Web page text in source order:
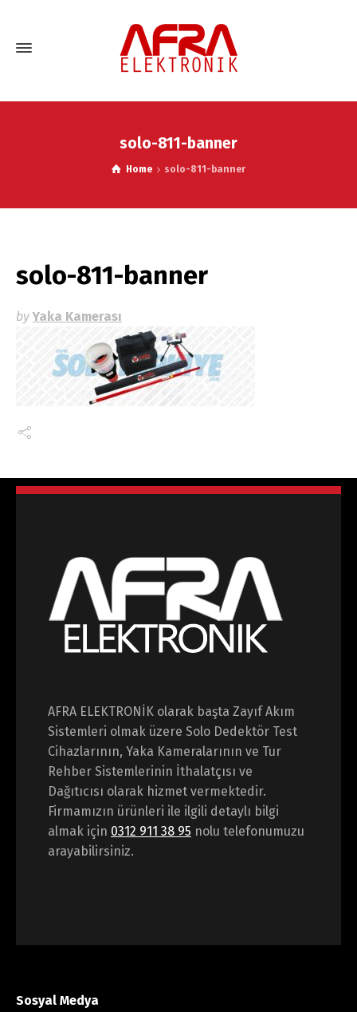
solo-811-banner
Home solo-811-banner
solo-811-banner
by Yaka Kamerası
AFRA ELEKTRONİK olarak başta Zayıf Akım
Sistemleri olmak üzere Solo Dedektör Test
Cihazlarının, Yaka Kameralarının ve Tur
Rehber Sistemlerinin İthalatçısı ve
Dağıtıcısı olarak hizmet vermektedir.
Firmamızın ürünleri ile ilgili detaylı bilgi
almak için 0312 911 38 95 nolu telefonumuzu
arayabilirsiniz.
Sosyal Medya